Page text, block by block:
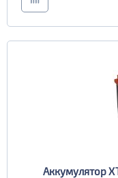
Аккумулятор